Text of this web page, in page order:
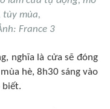
tùy mùa,
France 3
nghĩa là cửa sẽ đóng
hè, 8h30 sáng vào
biết.